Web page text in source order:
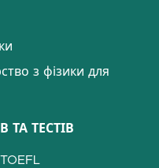
з фізики для
ТА ТЕСТІВ